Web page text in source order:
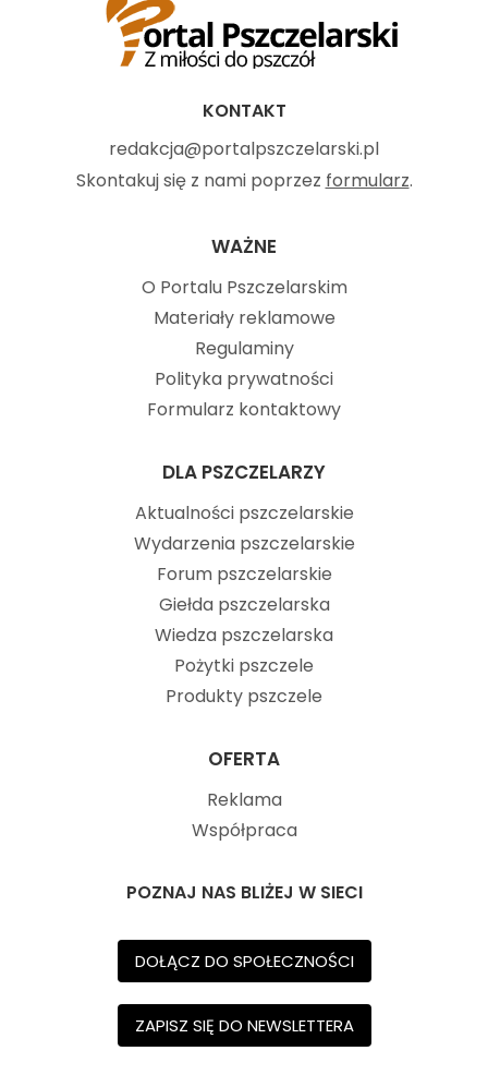
KONTAKT
redakcja@portalpszczelarski.pl
Skontakuj się z nami poprzez formularz.
WAŻNE
O Portalu Pszczelarskim
Materiały reklamowe
Regulaminy
Polityka prywatności
Formularz kontaktowy
DLA PSZCZELARZY
Aktualności pszczelarskie
Wydarzenia pszczelarskie
Forum pszczelarskie
Giełda pszczelarska
Wiedza pszczelarska
Pożytki pszczele
Produkty pszczele
OFERTA
Reklama
Współpraca
POZNAJ NAS BLIŻEJ W SIECI
DOŁĄCZ DO SPOŁECZNOŚCI
ZAPISZ SIĘ DO NEWSLETTERA